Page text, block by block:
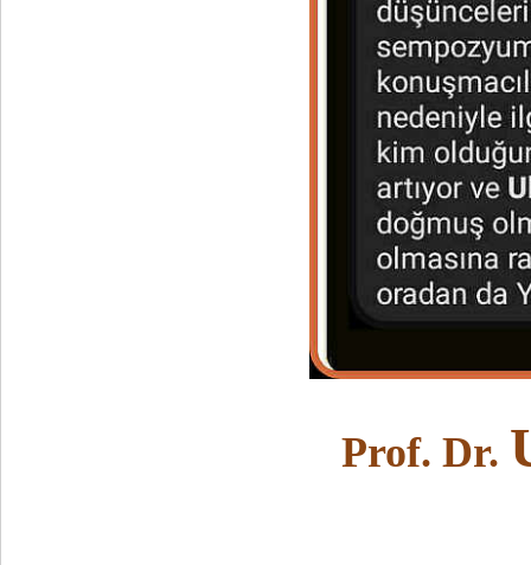
Prof. Dr.